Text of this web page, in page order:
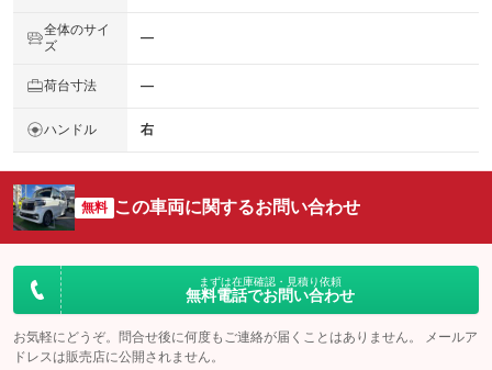
全体のサイ
ズ
―
荷台寸法 ―
ハンドル 右
無料 この車両に関するお問い合わせ
まずは在庫確認・見積り依頼
無料電話でお問い合わせ
お気軽にどうぞ。問合せ後に何度もご連絡が届くことはありません。 メールア
ドレスは販売店に公開されません。